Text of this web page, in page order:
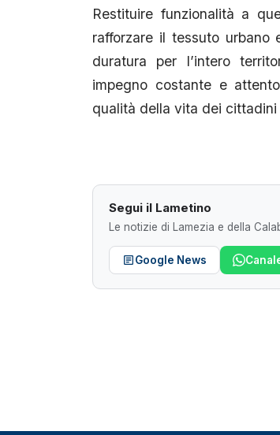
Restituire funzionalità a
rafforzare il tessuto
duratura per l’intero
impegno costante e
qualità della vita dei
Segui il Lametino
Le notizie di Lamezia e della
Google News